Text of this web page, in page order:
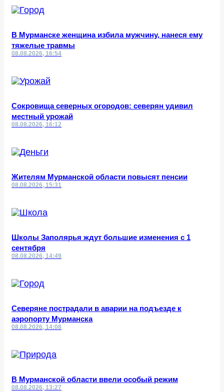
В Мурманске женщина избила мужчину, нанеся ему
тяжелые травмы
08.08.2026, 16:54
Сокровища северных огородов: северян удивил
местный урожай
08.08.2026, 16:12
Жителям Мурманской области повысят пенсии
08.08.2026, 15:31
Школы Заполярья ждут большие изменения с 1
сентября
08.08.2026, 14:49
Северяне пострадали в аварии на подъезде к
аэропорту Мурманска
08.08.2026, 14:08
В Мурманской области ввели особый режим
08.08.2026, 13:27